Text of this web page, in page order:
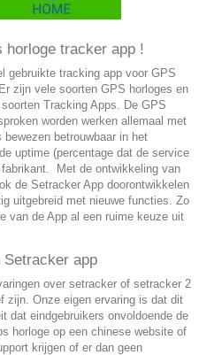
horloge tracker app !
gebruikte tracking app voor GPS
zijn vele soorten GPS horloges en
Tracking Apps. De GPS
worden werken allemaal met
betrouwbaar in het
uptime (percentage dat de service
Met de ontwikkeling van
de Setracker App doorontwikkelen
uitgebreid met nieuwe functies. Zo
van de App al een ruime keuze uit
app
over setracker of setracker 2
zijn. Onze eigen ervaring is dat dit
dat eindgebruikers onvoldoende de
horloge op een chinese website of
krijgen of er dan geen